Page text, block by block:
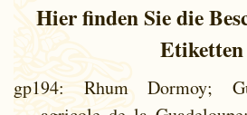
Hier finden Sie die
Etiketten
gp194: Rhum Dormoy;